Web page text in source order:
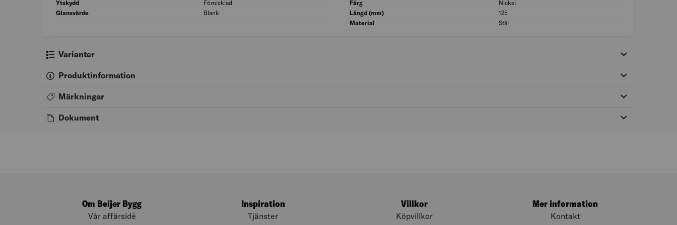
Ytskydd
Förnicklad
Ytskydd: Förnicklad
Glansvärde
Blank Glansvärde: Blank
Färg
Nickel
Längd (mm)
125
Material
Stål
Varianter
Produktinformation
Märkningar
Dokument
Om Beijer Bygg
Vår affärsidé
Inspiration
Tjänster
Villkor
Köpvillkor
Mer information
Kontakt